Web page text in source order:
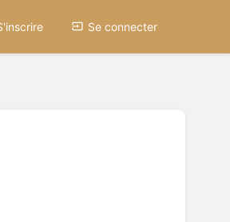
Se connecter